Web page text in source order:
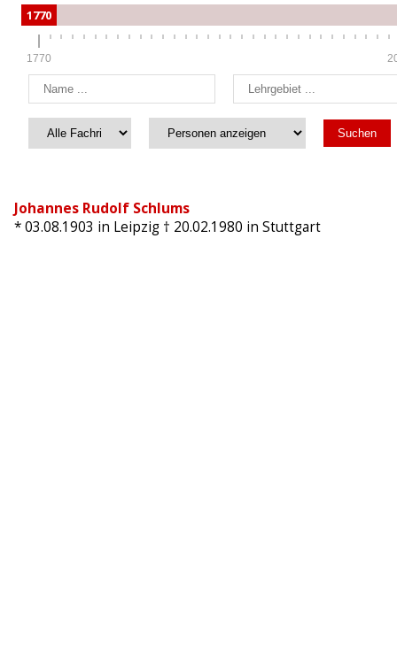
1770
1770
Johannes Rudolf Schlums
* 03.08.1903 in Leipzig † 20.02.1980 in Stuttgart